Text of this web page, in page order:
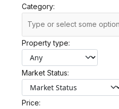
Category:
Property type:
Market Status:
Price: